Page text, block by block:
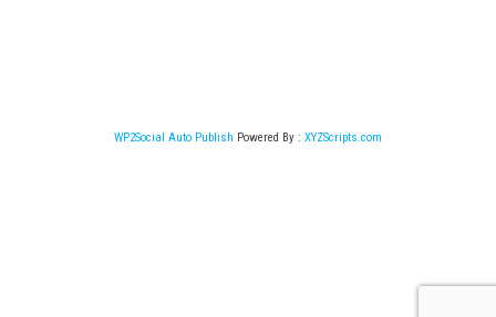
WP2Social Auto Publish Powered By : XYZScripts.com